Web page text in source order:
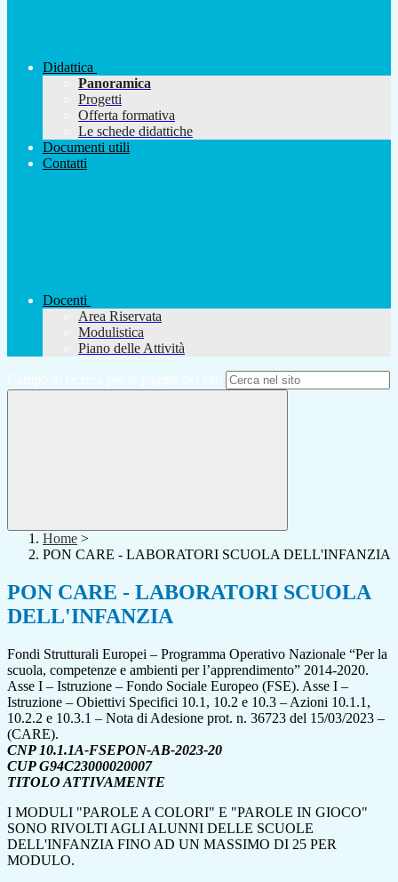
Didattica
Panoramica
Progetti
Offerta formativa
Le schede didattiche
Documenti utili
Contatti
Docenti
Area Riservata
Modulistica
Piano delle Attività
Home >
PON CARE - LABORATORI SCUOLA DELL'INFANZIA
PON CARE - LABORATORI SCUOLA
DELL'INFANZIA
Fondi Strutturali Europei – Programma Operativo Nazionale “Per la
scuola, competenze e ambienti per l’apprendimento” 2014-2020.
Asse I – Istruzione – Fondo Sociale Europeo (FSE). Asse I –
Istruzione – Obiettivi Specifici 10.1, 10.2 e 10.3 – Azioni 10.1.1,
10.2.2 e 10.3.1 – Nota di Adesione prot. n. 36723 del 15/03/2023 –
(CARE).
CNP 10.1.1A-FSEPON-AB-2023-20
CUP G94C23000020007
TITOLO ATTIVAMENTE
I MODULI "PAROLE A COLORI" E "PAROLE IN GIOCO"
SONO RIVOLTI AGLI ALUNNI DELLE SCUOLE
DELL'INFANZIA FINO AD UN MASSIMO DI 25 PER
MODULO.